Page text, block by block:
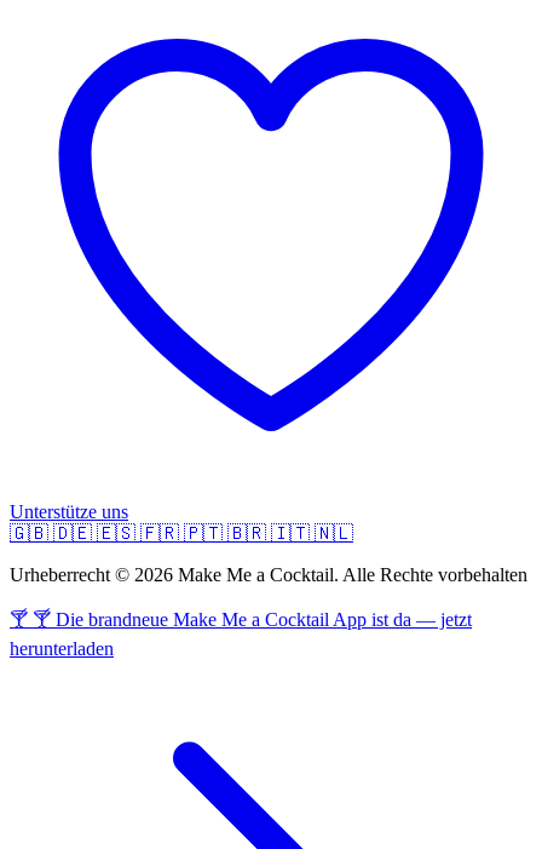
Unterstütze uns
🇬🇧 🇩🇪 🇪🇸 🇫🇷 🇵🇹 🇧🇷 🇮🇹 🇳🇱
Urheberrecht © 2026 Make Me a Cocktail. Alle Rechte vorbehalten
🍸 🍸 Die brandneue Make Me a Cocktail App ist da — jetzt
herunterladen